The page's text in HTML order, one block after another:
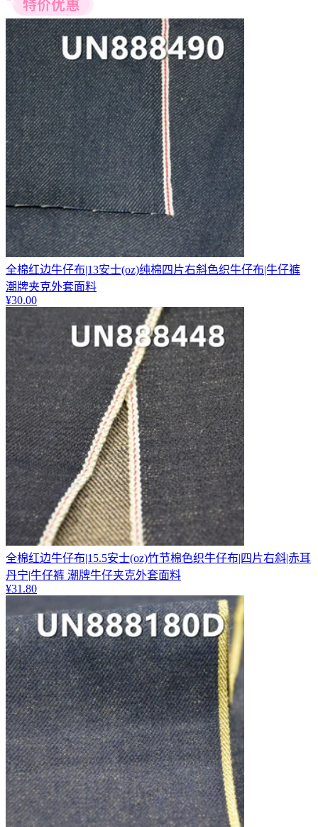
全棉红边牛仔布|13安士(oz)纯棉四片右斜色织牛仔布|牛仔裤
潮牌夹克外套面料
¥30.00
全棉红边牛仔布|15.5安士(oz)竹节棉色织牛仔布|四片右斜|赤耳
丹宁|牛仔裤 潮牌牛仔夹克外套面料
¥31.80